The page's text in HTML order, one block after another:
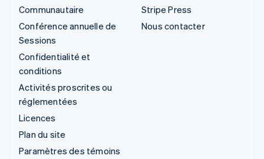
Communautaire
Conférence annuelle de
Sessions
Confidentialité et
conditions
Activités proscrites ou
réglementées
Licences
Plan du site
Paramètres des témoins
Stripe Press
Nous contacter